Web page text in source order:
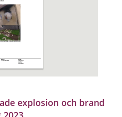
explosion och brand